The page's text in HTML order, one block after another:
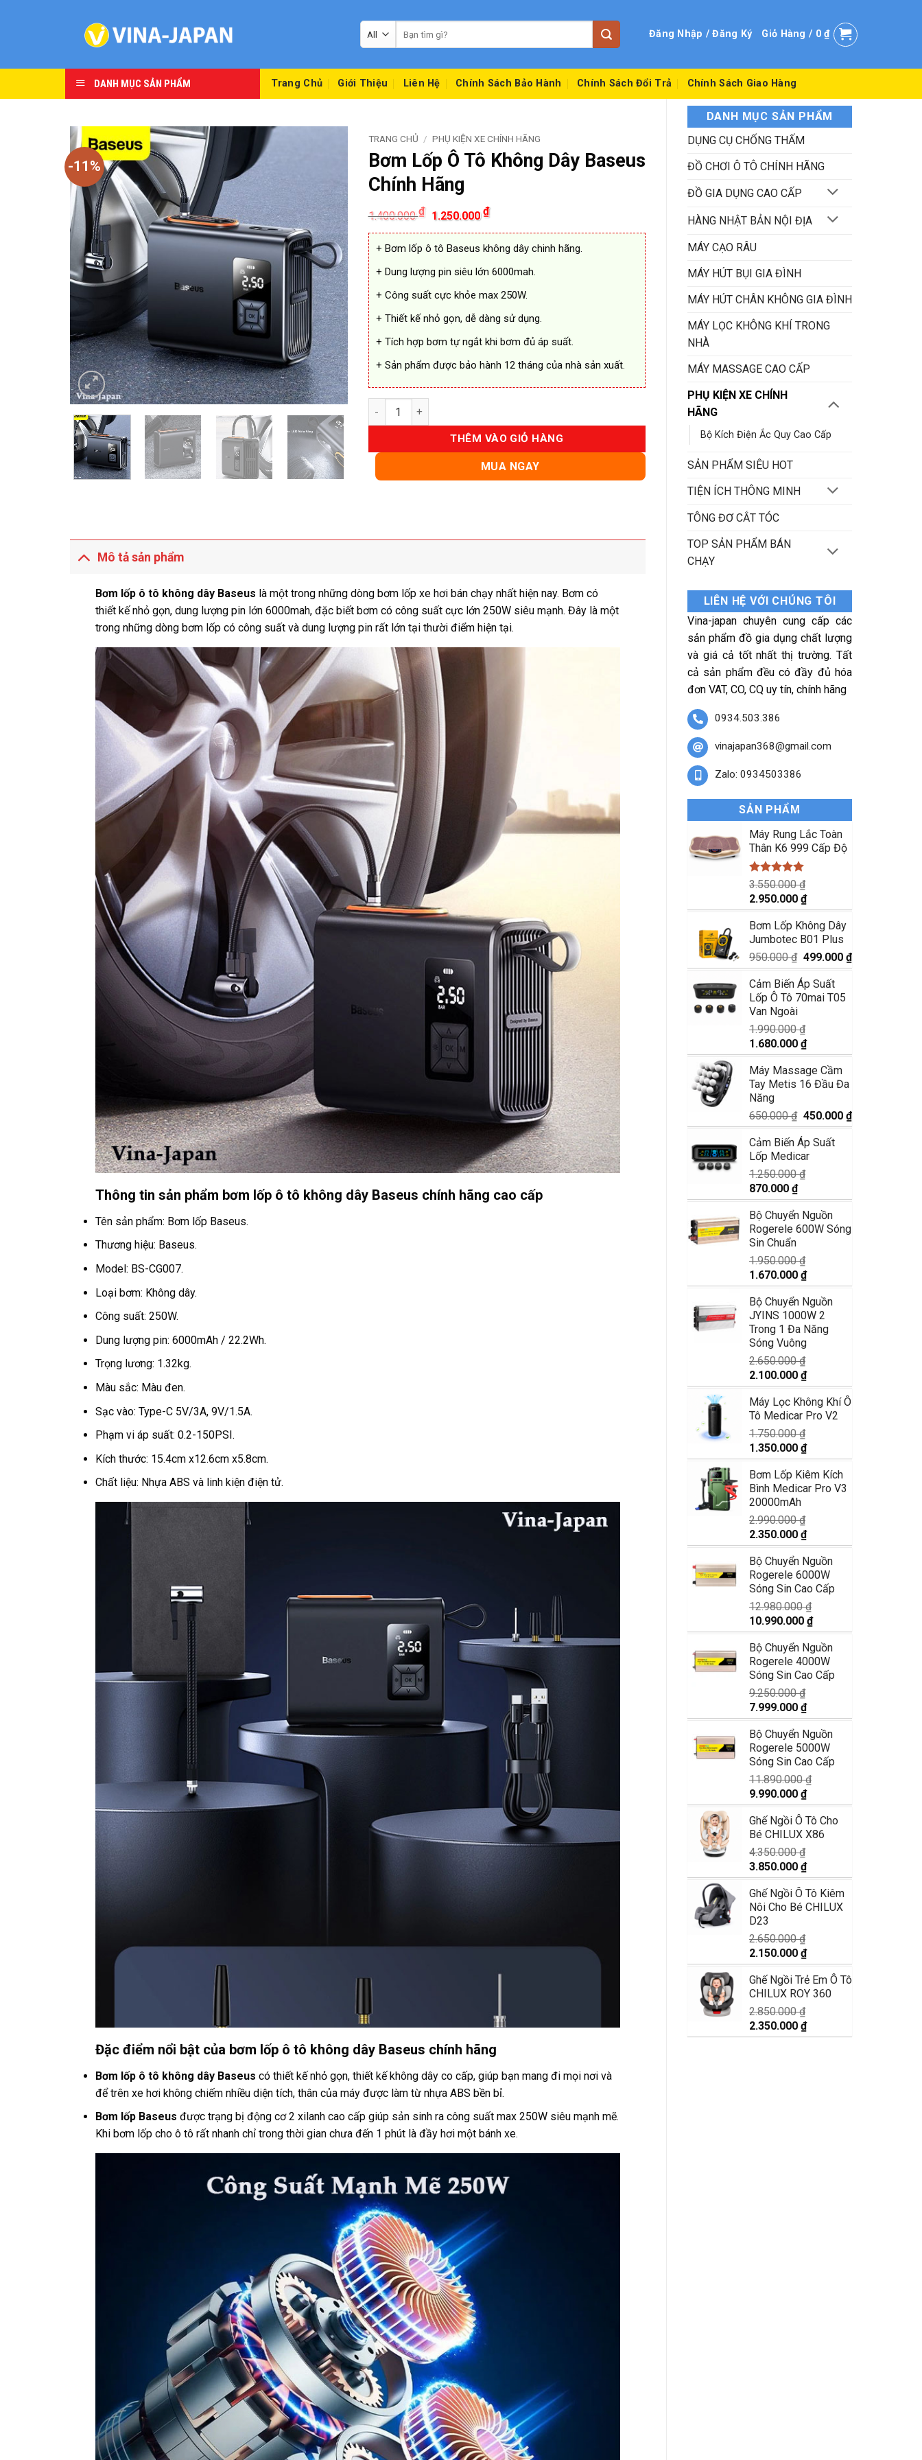
kiếm:
Đăng Nhập / Đăng Ký Giỏ Hàng / 0₫
DANH MỤC SẢN PHẨM Trang Chủ Giới Thiệu Liên Hệ Chính Sách Bảo Hành Chính Sách Đổi Trả Chính Sách Giao Hàng
DANH MỤC SẢN PHẨM
DỤNG CỤ CHỐNG THẤM
ĐỒ CHƠI Ô TÔ CHÍNH HÃNG
ĐỒ GIA DỤNG CAO CẤP
HÀNG NHẬT BẢN NỘI ĐỊA
MÁY CẠO RÂU
MÁY HÚT BỤI GIA ĐÌNH
MÁY HÚT CHÂN KHÔNG GIA ĐÌNH
MÁY LỌC KHÔNG KHÍ TRONG
NHÀ
MÁY MASSAGE CAO CẤP
PHỤ KIỆN XE CHÍNH
HÃNG
Bộ Kích Điện Ắc Quy Cao Cấp
SẢN PHẨM SIÊU HOT
TIỆN ÍCH THÔNG MINH
TÔNG ĐƠ CẮT TÓC
TOP SẢN PHẨM BÁN
CHẠY
LIÊN HỆ VỚI CHÚNG TÔI
Vina-japan chuyên cung cấp các
sản phẩm đồ gia dụng chất lượng
và giá cả tốt nhất thị trường. Tất
cả sản phẩm đều có đầy đủ hóa
đơn VAT, CO, CQ uy tín, chính hãng
0934.503.386
vinajapan368@gmail.com
Zalo: 0934503386
SẢN PHẨM
Máy Rung Lắc Toàn
Thân K6 999 Cấp Độ
Được xếp
hạng5.00
5 sao
3.550.000₫
Giá
gốc
là:
3.550.000 ₫.
2.950.000 ₫Giá
hiện
tại
là:
2.950.000 ₫.
Bơm Lốp Không Dây
Jumbotec B01 Plus
950.000₫ Giá
gốc
là:
950.000 ₫.
499.000 ₫Giá
hiện
Cảm Biến Áp Suất
Lốp Ô Tô 70mai T05
Van Ngoài
1.990.000₫
Giá
gốc
là:
1.990.000 ₫.
1.680.000 ₫Giá
hiện
tại
là:
Máy Massage Cầm
Tay Metis 16 Đầu Đa
Năng
650.000₫ Giá
gốc
là:
650.000 ₫.
450.000 ₫Giá
hiện
Cảm Biến Áp Suất
Lốp Medicar
1.250.000₫
Giá
gốc
là:
1.250.000 ₫.
870.000 ₫Giá
hiện
tại
là:
Bộ Chuyển Nguồn
Rogerele 600W Sóng
Sin Chuẩn
1.950.000₫
Giá
gốc
là:
1.950.000 ₫.
1.670.000 ₫Giá
hiện
tại
là:
1.670.000 ₫.
Bộ Chuyển Nguồn
JYINS 1000W 2
Trong 1 Đa Năng
Sóng Vuông
2.650.000₫
Giá
gốc
là:
2.650.000 ₫.
2.100.000 ₫Giá
hiện
tại
là:
Máy Lọc Không Khí Ô
Tô Medicar Pro V2
1.750.000₫
Giá
gốc
là:
1.750.000 ₫.
1.350.000 ₫Giá
hiện
tại
là:
Bơm Lốp Kiêm Kích
Bình Medicar Pro V3
20000mAh
2.990.000₫
Giá
gốc
là:
2.990.000 ₫.
2.350.000 ₫Giá
hiện
tại
là:
2.350.000 ₫.
Bộ Chuyển Nguồn
Rogerele 6000W
Sóng Sin Cao Cấp
12.980.000₫
Giá
gốc
là:
12.980.000 ₫.
10.990.000 ₫Giá
hiện
tại
là:
10.990.000 ₫.
Bộ Chuyển Nguồn
Rogerele 4000W
Sóng Sin Cao Cấp
9.250.000₫
Giá
gốc
là:
9.250.000 ₫.
7.999.000 ₫Giá
hiện
tại
là:
7.999.000 ₫.
Bộ Chuyển Nguồn
Rogerele 5000W
Sóng Sin Cao Cấp
11.890.000₫
Giá
gốc
là:
11.890.000 ₫.
9.990.000 ₫Giá
hiện
tại
là:
Ghế Ngồi Ô Tô Cho
Bé CHILUX X86
4.350.000₫
Giá
gốc
là:
4.350.000 ₫.
3.850.000 ₫Giá
hiện
tại
là:
Ghế Ngồi Ô Tô Kiêm
Nôi Cho Bé CHILUX
D23
2.650.000₫
Giá
gốc
là:
2.650.000 ₫.
2.150.000 ₫Giá
hiện
tại
là:
Ghế Ngồi Trẻ Em Ô Tô
CHILUX ROY 360
2.850.000₫
Giá
gốc
2.350.000 ₫Giá
hiện
-11%
TRANG CHỦ / PHỤ KIỆN XE CHÍNH HÃNG
Bơm Lốp Ô Tô Không Dây Baseus
Chính Hãng
1.400.000₫
Giá
gốc
là:
1.400.000 ₫.
1.250.000₫Giá
hiện
tại
là:
1.250.000 ₫.
+ Bơm lốp ô tô Baseus không dây chinh hãng.
+ Dung lượng pin siêu lớn 6000mah.
+ Công suất cực khỏe max 250W.
+ Thiết kế nhỏ gọn, dễ dàng sử dụng.
+ Tích hợp bơm tự ngắt khi bơm đủ áp suất.
+ Sản phẩm được bảo hành 12 tháng của nhà sản xuất.
Bơm Lốp Ô Tô Không Dây Baseus Chính Hãng số lượng
THÊM VÀO GIỎ HÀNG
MUA NGAY
Mô tả sản phẩm
Bơm lốp ô tô không dây Baseus là một trong những dòng bơm lốp xe hơi bán chạy nhất hiện nay. Bơm có
thiết kế nhỏ gọn, dung lượng pin lớn 6000mah, đặc biết bơm có công suất cực lớn 250W siêu mạnh. Đây là một
trong những dòng bơm lốp có công suất và dung lượng pin rất lớn tại thười điểm hiện tại.
Thông tin sản phẩm bơm lốp ô tô không dây Baseus chính hãng cao cấp
Tên sản phẩm: Bơm lốp Baseus.
Thương hiệu: Baseus.
Model: BS-CG007.
Loại bơm: Không dây.
Công suất: 250W.
Dung lượng pin: 6000mAh / 22.2Wh.
Trọng lương: 1.32kg.
Màu sắc: Màu đen.
Sạc vào: Type-C 5V/3A, 9V/1.5A.
Phạm vi áp suất: 0.2-150PSI.
Kích thước: 15.4cm x12.6cm x5.8cm.
Chất liệu: Nhựa ABS và linh kiện điện tử.
Đặc điểm nổi bật của bơm lốp ô tô không dây Baseus chính hãng
Bơm lốp ô tô không dây Baseus có thiết kế nhỏ gọn, thiết kế không dây co cấp, giúp bạn mang đi mọi nơi và
để trên xe hơi không chiếm nhiều diện tích, thân của máy được làm từ nhựa ABS bền bỉ.
Bơm lốp Baseus được trạng bị động cơ 2 xilanh cao cấp giúp sản sinh ra công suất max 250W siêu mạnh mẽ.
Khi bơm lốp cho ô tô rất nhanh chỉ trong thời gian chưa đến 1 phút là đầy hơi một bánh xe.